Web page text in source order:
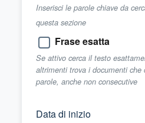
Inserisci le parole chiave da
questa sezione
Frase esatta
Se attivo cerca il testo
altrimenti trova i documenti che
parole, anche non consecutive
Data di inizio